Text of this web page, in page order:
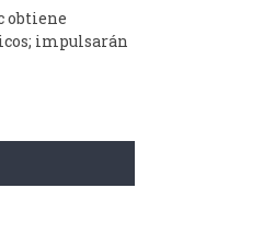
obtiene
impulsarán